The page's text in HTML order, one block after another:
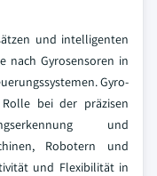
und intelligenten
nach Gyrosensoren in
Gyro-
bei der präzisen
und
Robotern und
und Flexibilität in